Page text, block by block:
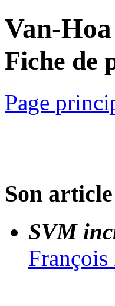
Van-
Fiche de
Page
Son
SVM
François